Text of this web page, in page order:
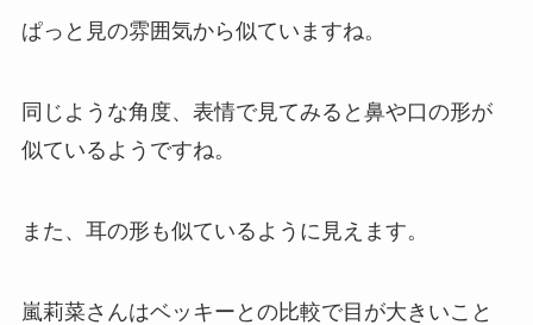
ぱっと見の雰囲気から似ていますね。
同じような角度、表情で見てみると鼻や口の形が
似ているようですね。
また、耳の形も似ているように見えます。
嵐莉菜さんはベッキーとの比較で目が大きいこと